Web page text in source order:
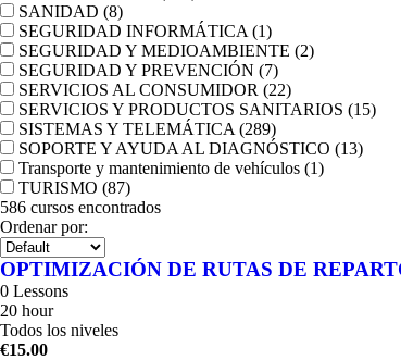
SANIDAD (8)
SEGURIDAD INFORMÁTICA (1)
SEGURIDAD Y MEDIOAMBIENTE (2)
SEGURIDAD Y PREVENCIÓN (7)
SERVICIOS AL CONSUMIDOR (22)
SERVICIOS Y PRODUCTOS SANITARIOS (15)
SISTEMAS Y TELEMÁTICA (289)
SOPORTE Y AYUDA AL DIAGNÓSTICO (13)
Transporte y mantenimiento de vehículos (1)
TURISMO (87)
586 cursos encontrados
Ordenar por:
OPTIMIZACIÓN DE RUTAS DE
0 Lessons
20 hour
Todos los niveles
€15.00